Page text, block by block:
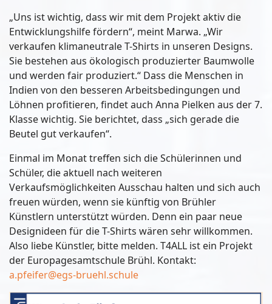
„Uns ist wichtig, dass wir mit dem Projekt aktiv die
Entwicklungshilfe fördern“, meint Marwa. „Wir
verkaufen klimaneutrale T-Shirts in unseren Designs.
Sie bestehen aus ökologisch produzierter Baumwolle
und werden fair produziert.“ Dass die Menschen in
Indien von den besseren Arbeitsbedingungen und
Löhnen profitieren, findet auch Anna Pielken aus der 7.
Klasse wichtig. Sie berichtet, dass „sich gerade die
Beutel gut verkaufen“.
Einmal im Monat treffen sich die Schülerinnen und
Schüler, die aktuell nach weiteren
Verkaufsmöglichkeiten Ausschau halten und sich auch
freuen würden, wenn sie künftig von Brühler
Künstlern unterstützt würden. Denn ein paar neue
Designideen für die T-Shirts wären sehr willkommen.
Also liebe Künstler, bitte melden. T4ALL ist ein Projekt
der Europagesamtschule Brühl. Kontakt:
a.pfeifer@egs-bruehl.schule